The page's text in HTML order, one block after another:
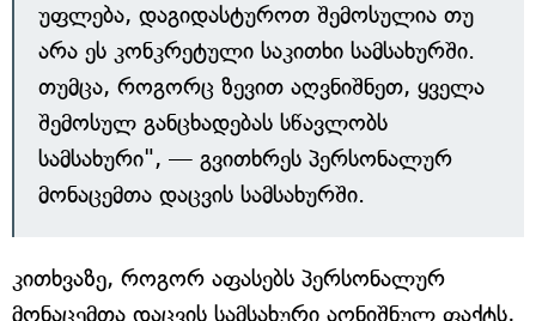
უფლება, დაგიდასტუროთ შემოსულია თუ
არა ეს კონკრეტული საკითხი სამსახურში.
თუმცა, როგორც ზევით აღვნიშნეთ, ყველა
შემოსულ განცხადებას სწავლობს
სამსახური", — გვითხრეს პერსონალურ
მონაცემთა დაცვის სამსახურში.
კითხვაზე, როგორ აფასებს პერსონალურ
მონაცემთა დაცვის სამსახური აღნიშნულ ფაქტს,